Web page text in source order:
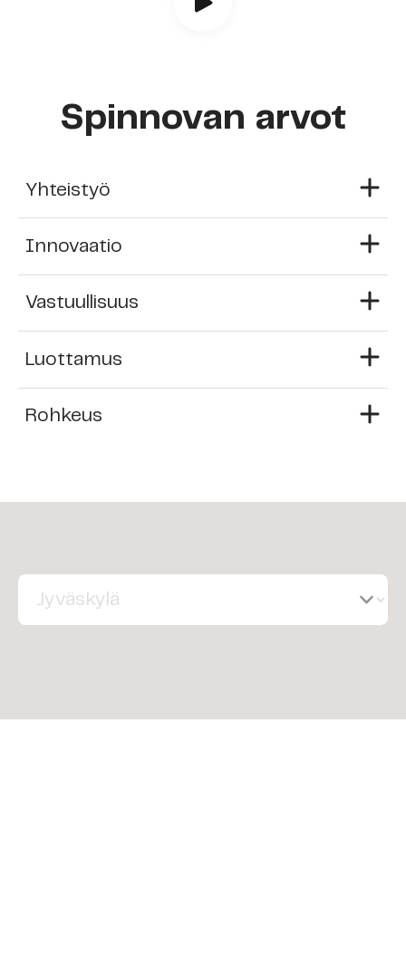
Spinnovan arvot
Yhteistyö
Innovaatio
Vastuullisuus
Luottamus
Rohkeus